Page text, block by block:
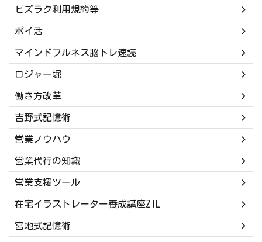
ビズラク利用規約等
ポイ活
マインドフルネス脳トレ速読
ロジャー堀
働き方改革
吉野式記憶術
営業ノウハウ
営業代行の知識
営業支援ツール
在宅イラストレーター養成講座ZIL
宮地式記憶術